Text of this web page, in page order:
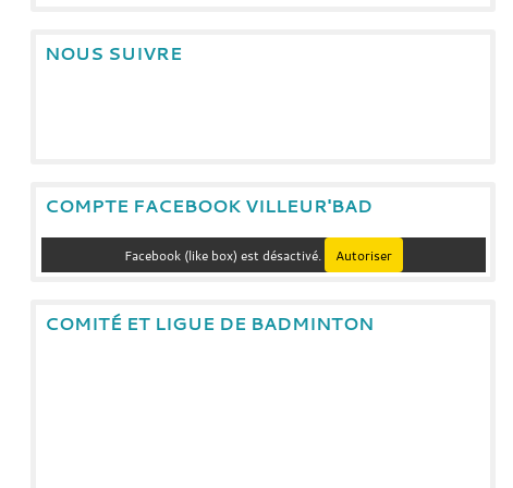
NOUS SUIVRE
COMPTE FACEBOOK VILLEUR'BAD
Facebook (like box) est désactivé. Autoriser
COMITÉ ET LIGUE DE BADMINTON